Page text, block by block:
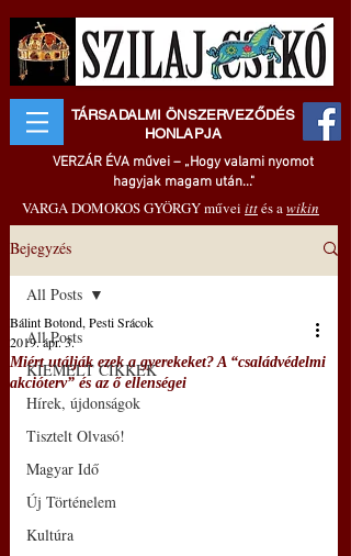
TÁRSADALMI ÖNSZERVEZŐDÉS
HONLAPJA
VERZÁR ÉVA művei – „Hogy valami nyomot
hagyjak magam után..."
VARGA DOMOKOS GYÖRGY művei ittés awikin
Bejegyzés
All Posts
KIEMELT CIKKEK
Hírek, újdonságok
Tisztelt Olvasó!
Magyar Idő
Új Történelem
Kultúra
All Posts
Miért utálják ezek a gyerekeket? A “családvédelmi
akcióterv” és az ő ellenségei
Bálint Botond, Pesti Srácok
2019. ápr. 3.